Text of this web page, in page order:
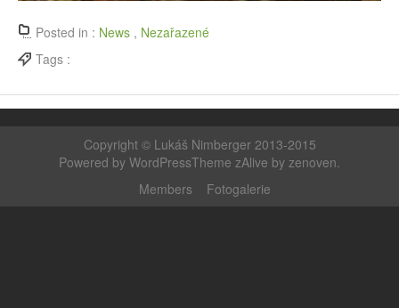
Posted in : News , Nezařazené
Tags :
Copyright © Lukáš Nimberger 2013-2015
Powered by WordPressTheme zAlive by zenoven.
Members
Fotogalerie